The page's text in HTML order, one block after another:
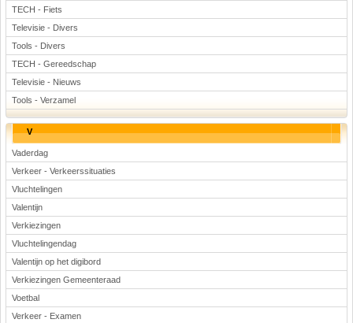
TECH - Fiets
Televisie - Divers
Tools - Divers
TECH - Gereedschap
Televisie - Nieuws
Tools - Verzamel
V
Vaderdag
Verkeer - Verkeerssituaties
Vluchtelingen
Valentijn
Verkiezingen
Vluchtelingendag
Valentijn op het digibord
Verkiezingen Gemeenteraad
Voetbal
Verkeer - Examen